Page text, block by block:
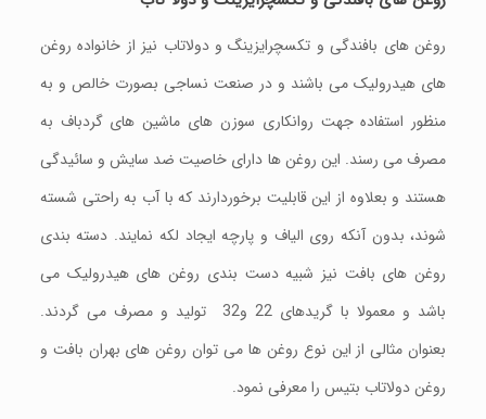
روغن های بافندگی و تکسچرایزینگ و دولاتاب نیز از خانواده روغن
های هیدرولیک می باشند و در صنعت نساجی بصورت خالص و به
منظور استفاده جهت روانکاری سوزن های ماشین های گردباف به
مصرف می رسند. این روغن ها دارای خاصیت ضد سایش و سائیدگی
هستند و بعلاوه از این قابلیت برخوردارند که با آب به راحتی شسته
شوند، بدون آنکه روی الیاف و پارچه ایجاد لکه نمایند. دسته بندی
روغن های بافت نیز شبیه دست بندی روغن های هیدرولیک می
باشد و معمولا با گریدهای 22 و32 تولید و مصرف می گردند.
بعنوان مثالی از این نوع روغن ها می توان روغن های بهران بافت و
روغن دولاتاب بتیس را معرفی نمود.